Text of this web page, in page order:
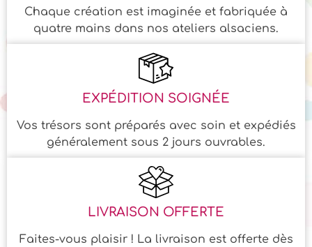
Chaque création est imaginée et fabriquée à
quatre mains dans nos ateliers alsaciens.
EXPÉDITION SOIGNÉE
Vos trésors sont préparés avec soin et expédiés
généralement sous 2 jours ouvrables.
LIVRAISON OFFERTE
Faites-vous plaisir ! La livraison est offerte dès